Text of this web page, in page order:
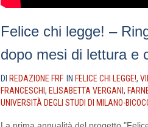
Felice chi legge! –
dopo mesi di lettura e
DI REDAZIONE FRF IN FELICE CHI LEGGE!,
FRANCESCHI , ELISABETTA VERGANI ,
UNIVERSITÀ DEGLI STUDI DI MILANO-